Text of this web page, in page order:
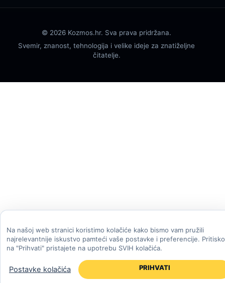
© 2026 Kozmos.hr. Sva prava pridržana.
Svemir, znanost, tehnologija i velike ideje za znatiželjne
čitatelje.
Na našoj web stranici koristimo kolačiće kako bismo vam pružili
najrelevantnije iskustvo pamteći vaše postavke i preferencije.
na "Prihvati" pristajete na upotrebu SVIH kolačića.
Postavke kolačića PRIHVATI